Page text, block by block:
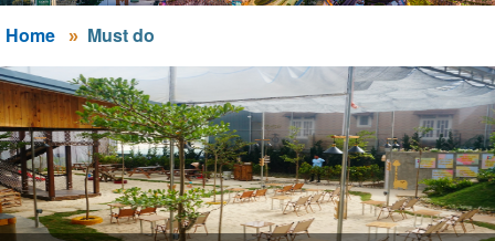
Home Must do